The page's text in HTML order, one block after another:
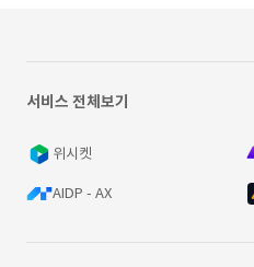
서비스 전체보기
위시켓
AIDP - AX